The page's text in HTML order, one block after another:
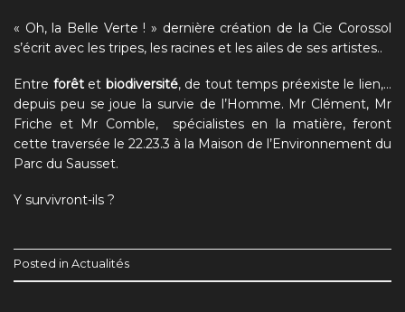
« Oh, la Belle Verte ! » dernière création de la Cie Corossol
s’écrit avec les tripes, les racines et les ailes de ses artistes..
Entre forêtet biodiversité, de tout temps préexiste le lien,…
depuis peu se joue la survie de l’Homme. Mr Clément, Mr
Friche et Mr Comble, spécialistes en la matière, feront
cette traversée le 22.23.3 à la Maison de l’Environnement du
Parc du Sausset.
Y survivront-ils ?
Posted in Actualités